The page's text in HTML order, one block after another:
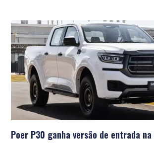
Poer P30 ganha versão de entrada